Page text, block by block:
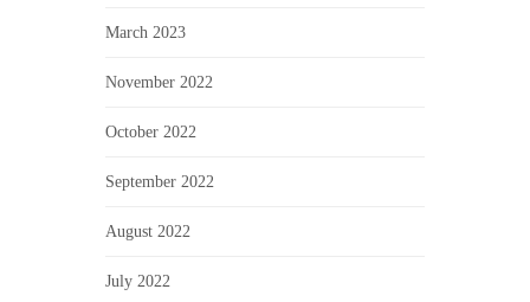
March 2023
November 2022
October 2022
September 2022
August 2022
July 2022